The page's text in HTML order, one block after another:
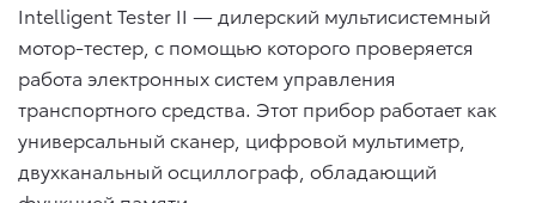
Intelligent Tester II — дилерский мультисистемный
мотор-тестер, с помощью которого проверяется
работа электронных систем управления
транспортного средства. Этот прибор работает как
универсальный сканер, цифровой мультиметр,
двухканальный осциллограф, обладающий